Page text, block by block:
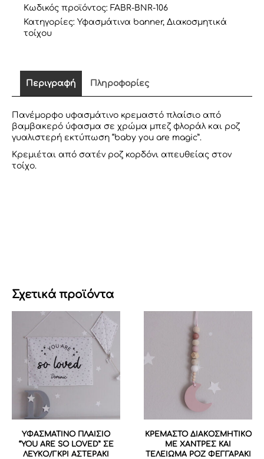
ΜΠΕΖ
ΦΛΟΡΑΛ
"BABY
YOU
Κωδικός προϊόντος: FABR-BNR-106
Κατηγορίες: Υφασμάτινα banner, Διακοσμητικά
τοίχου
Περιγραφή Πληροφορίες
Πανέμορφο υφασμάτινο κρεμαστό πλαίσιο από
βαμβακερό ύφασμα σε χρώμα μπεζ φλοράλ και ροζ
γυαλιστερή εκτύπωση “baby you are magic”.
Κρεμιέται από σατέν ροζ κορδόνι απευθείας στον
τοίχο.
Σχετικά προϊόντα
ΥΦΑΣΜΑΤΙΝΟ ΠΛΑΙΣΙΟ
“YOU ARE SO LOVED” ΣΕ
ΛΕΥΚΟ/ΓΚΡΙ ΑΣΤΕΡΑΚΙ
ΚΡΕΜΑΣΤΟ ΔΙΑΚΟΣΜΗΤΙΚΟ
ΜΕ ΧΑΝΤΡΕΣ ΚΑΙ
ΤΕΛΕΙΩΜΑ ΡΟΖ ΦΕΓΓΑΡΑΚΙ